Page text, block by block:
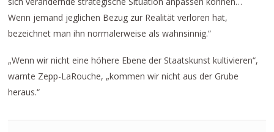
Wenn jemand jeglichen Bezug zur Realität verloren hat,
bezeichnet man ihn normalerweise als wahnsinnig.“
„Wenn wir nicht eine höhere Ebene der Staatskunst kultivieren“,
warnte Zepp-LaRouche, „kommen wir nicht aus der Grube
heraus.“